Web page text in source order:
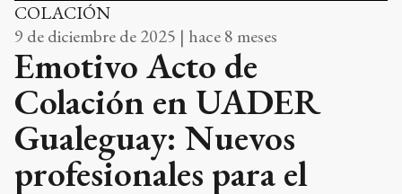
COLACIÓN
9 de diciembre de 2025 | hace 8 meses
Emotivo Acto de
Colación en UADER
Gualeguay: Nuevos
profesionales para el